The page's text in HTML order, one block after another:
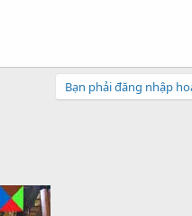
Bạn phải đăng nhập